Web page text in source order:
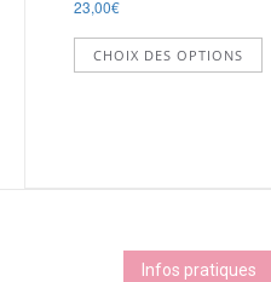
23,00€
CHOIX DES OPTIONS
Ce
Infos pratiques